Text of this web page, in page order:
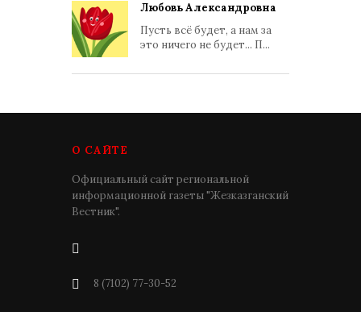
Любовь Александровна
Пусть всё будет, а нам за
это ничего не будет... П...
О САЙТЕ
Официальный сайт региональной
информационной газеты "Жезказганский
Вестник".
8 (7102) 77-30-52